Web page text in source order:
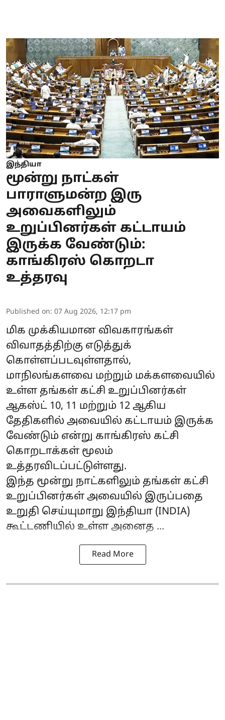
இந்தியா
மூன்று நாட்கள்
பாராளுமன்ற இரு
அவைகளிலும்
உறுப்பினர்கள் கட்டாயம்
இருக்க வேண்டும்:
காங்கிரஸ் கொறடா
உத்தரவு
Published on: 07 Aug 2026, 12:17 pm
மிக முக்கியமான விவகாரங்கள்
விவாதத்திற்கு எடுத்துக்
கொள்ளப்படவுள்ளதால்,
மாநிலங்களவை மற்றும் மக்களவையில்
உள்ள தங்கள் கட்சி உறுப்பினர்கள்
ஆகஸ்ட் 10, 11 மற்றும் 12 ஆகிய
தேதிகளில் அவையில் கட்டாயம் இருக்க
வேண்டும் என்று காங்கிரஸ் கட்சி
கொறடாக்கள் மூலம்
உத்தரவிடப்பட்டுள்ளது.
இந்த மூன்று நாட்களிலும் தங்கள் கட்சி
உறுப்பினர்கள் அவையில் இருப்பதை
உறுதி செய்யுமாறு இந்தியா (INDIA)
கூட்டணியில் உள்ள அனைத ...
Read More